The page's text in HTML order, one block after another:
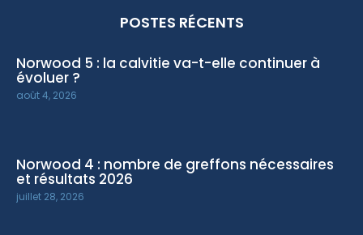
POSTES RÉCENTS
Norwood 5 : la calvitie va-t-elle continuer à
évoluer ?
août 4, 2026
Norwood 4 : nombre de greffons nécessaires
et résultats 2026
juillet 28, 2026